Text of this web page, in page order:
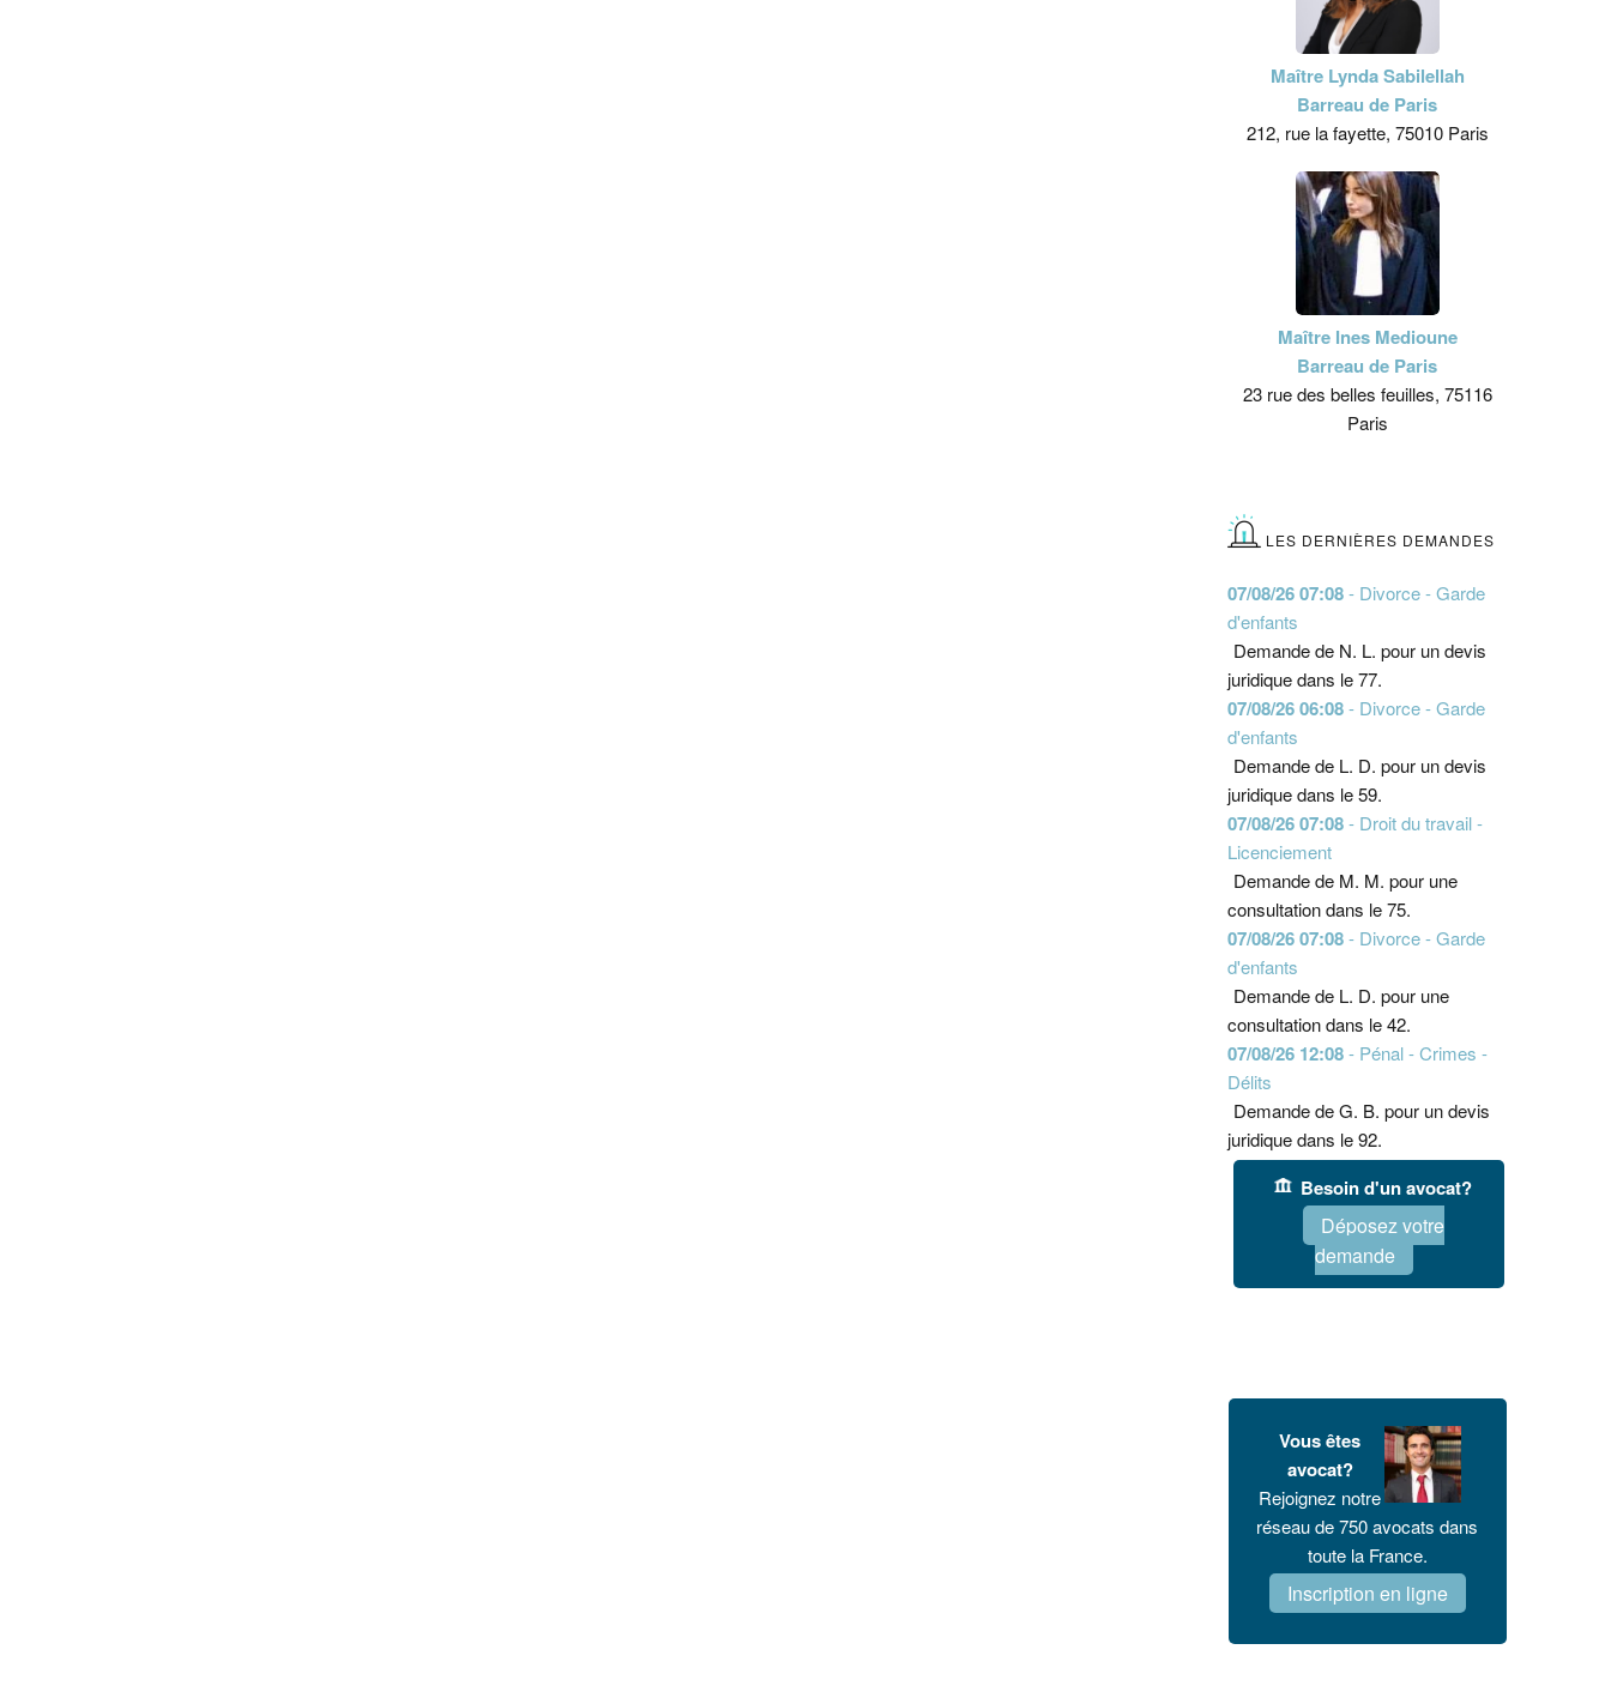
Maître Lynda Sabilellah
Barreau de Paris
212, rue la fayette, 75010 Paris
Maître Ines Medioune
Barreau de Paris
23 rue des belles feuilles, 75116
Paris
LES DERNIÈRES DEMANDES
07/08/26 07:08- Divorce - Garde
d'enfants
Demande de N. L. pour un devis
juridique dans le 77.
07/08/26 06:08- Divorce - Garde
d'enfants
Demande de L. D. pour un devis
juridique dans le 59.
07/08/26 07:08- Droit du travail -
Licenciement
Demande de M. M. pour une
consultation dans le 75.
07/08/26 07:08- Divorce - Garde
d'enfants
Demande de L. D. pour une
consultation dans le 42.
07/08/26 12:08- Pénal - Crimes -
Délits
Demande de G. B. pour un devis
juridique dans le 92.
Besoin d'un avocat?
Déposez votre
demande
Vous êtes
avocat?
Rejoignez notre
réseau de 750 avocats dans
toute la France.
Inscription en ligne